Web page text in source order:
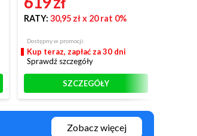
RATY: 30,95 złx 20 rat 0%
Dostępny w promocji:
Kup teraz, zapłać za 30 dni
Sprawdź szczegóły
SZCZEGÓŁY
Zobacz więcej